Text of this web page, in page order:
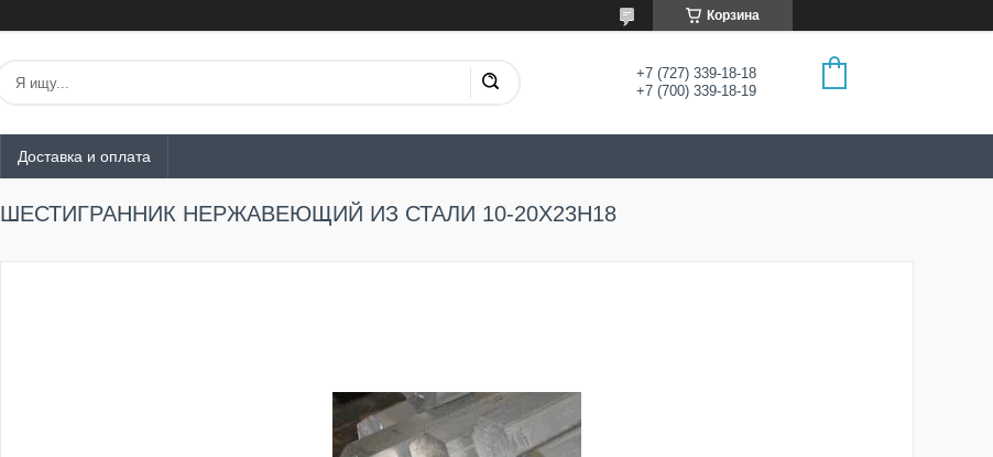
Корзина
+7 (727) 339-18-18
+7 (700) 339-18-19
Доставка и оплата
ШЕСТИГРАННИК НЕРЖАВЕЮЩИЙ ИЗ СТАЛИ 10-20Х23Н18